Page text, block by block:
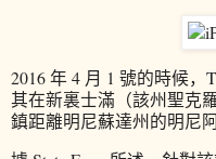
2016 年 4 月 1 號的時候，
其在新裏士滿（該州聖克
鎮距離明尼蘇達州的明尼